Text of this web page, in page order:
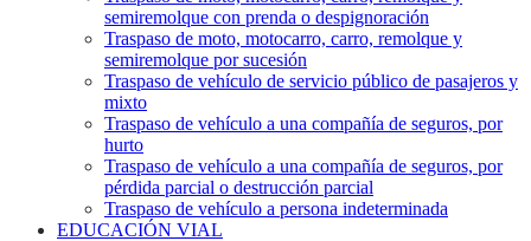
semiremolque con prenda o despignoración
Traspaso de moto, motocarro, carro, remolque y
semiremolque por sucesión
Traspaso de vehículo de servicio público de pasajeros y
mixto
Traspaso de vehículo a una compañía de seguros, por
hurto
Traspaso de vehículo a una compañía de seguros, por
pérdida parcial o destrucción parcial
Traspaso de vehículo a persona indeterminada
EDUCACIÓN VIAL